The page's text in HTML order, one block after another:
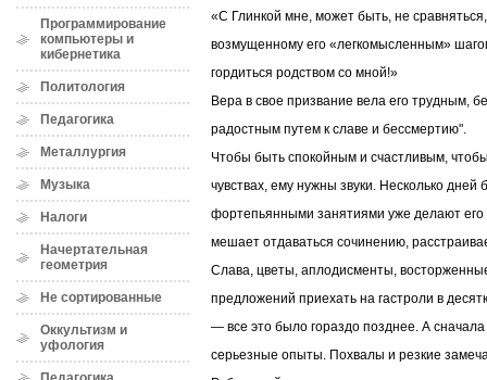
Программирование
компьютеры и
кибернетика
Политология
Педагогика
Металлургия
Музыка
Налоги
Начертательная
геометрия
Не сортированные
Оккультизм и
уфология
«С Глинкой мне, может быть, не
возмущенному его «легкомысленным»
гордиться родством со мной!»
Вера в свое призвание вела его трудным,
радостным путем к славе и бессмертию".
Чтобы быть спокойным и счастливым,
чувствах, ему нужны звуки. Несколько дней
фортепьянными занятиями уже делают
мешает отдаваться сочинению,
Слава, цветы, аплодисменты, восторженные
предложений приехать на гастроли в
— все это было гораздо позднее. А
серьезные опыты. Похвалы и резкие